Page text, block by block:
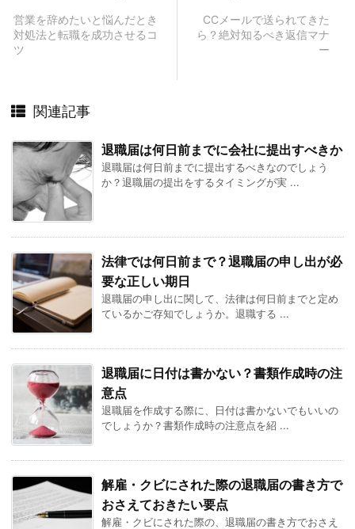
CCメールで送られてきた
ら？絶対知るべき返信マナ
ー
営業を辞めたいと悩んだとき
対処法と転職を成功させるコ
ツ
関連記事
退職届は何日前までに会社に提出すべきか
退職届は何日前までに提出するべきなのでしょう
か？退職届の提出をするタイミングが実 ...
法律では何日前まで？退職届の申し出が必
要な正しい期日
退職届の申し出に関して、法律は何日前までと定め
ているかご存知でしょうか。退職する ...
退職届に日付は書かない？書類作成時の注
意点
退職届を作成する際に、日付は書かないでもいいの
でしょうか？書類作成時の注意点を紹 ...
解雇・クビにされた際の退職届の書き方で
おさえておきたい要点
解雇・クビにされた際の、退職届の書き方でおさえ